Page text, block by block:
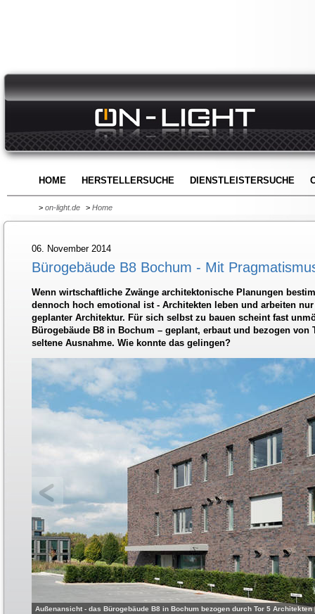
HOME HERSTELLERSUCHE DIENSTLEISTERSUCHE
> on-light.de > Home
06. November 2014
Bürogebäude B8 Bochum - Mit
Wenn wirtschaftliche Zwänge architektonische Planungen
dennoch hoch emotional ist - Architekten leben und arbeiten
geplanter Architektur. Für sich selbst zu bauen scheint fast
Bürogebäude B8 in Bochum – geplant, erbaut und bezogen von
seltene Ausnahme. Wie konnte das gelingen?
Außenansicht - das Bürogebäude B8 in Bochum bezogen durch Tor 5